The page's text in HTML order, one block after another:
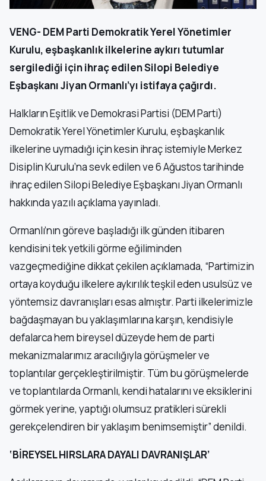
VENG- DEM Parti Demokratik Yerel Yönetimler
Kurulu, eşbaşkanlık ilkelerine aykırı tutumlar
sergilediği için ihraç edilen Silopi Belediye
Eşbaşkanı Jiyan Ormanlı’yı istifaya çağırdı.
Halkların Eşitlik ve Demokrasi Partisi (DEM Parti)
Demokratik Yerel Yönetimler Kurulu, eşbaşkanlık
ilkelerine uymadığı için kesin ihraç istemiyle Merkez
Disiplin Kurulu’na sevk edilen ve 6 Ağustos tarihinde
ihraç edilen Silopi Belediye Eşbaşkanı Jiyan Ormanlı
hakkında yazılı açıklama yayınladı.
Ormanlı’nın göreve başladığı ilk günden itibaren
kendisini tek yetkili görme eğiliminden
vazgeçmediğine dikkat çekilen açıklamada, “Partimizin
ortaya koyduğu ilkelere aykırılık teşkil eden usulsüz ve
yöntemsiz davranışları esas almıştır. Parti ilkelerimizle
bağdaşmayan bu yaklaşımlarına karşın, kendisiyle
defalarca hem bireysel düzeyde hem de parti
mekanizmalarımız aracılığıyla görüşmeler ve
toplantılar gerçekleştirilmiştir. Tüm bu görüşmelerde
ve toplantılarda Ormanlı, kendi hatalarını ve eksiklerini
görmek yerine, yaptığı olumsuz pratikleri sürekli
gerekçelendiren bir yaklaşım benimsemiştir” denildi.
‘BİREYSEL HIRSLARA DAYALI DAVRANIŞLAR’